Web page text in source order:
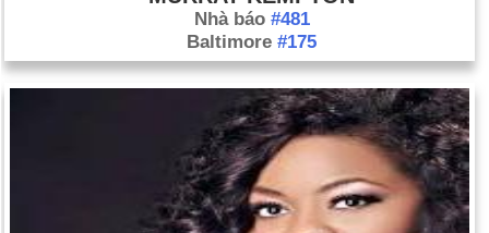
Nhà báo #481
Baltimore #175